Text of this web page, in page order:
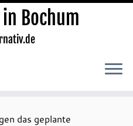
Bochum
das geplante